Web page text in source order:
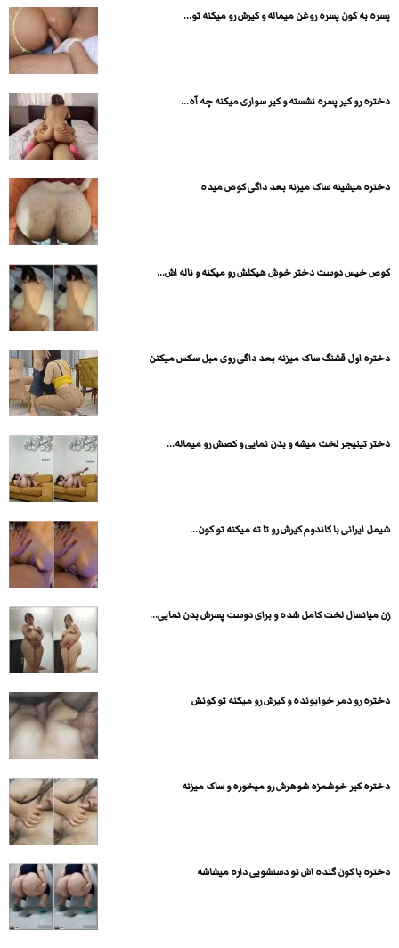
پسره به کون پسره روغن میماله و کیرش رو میکنه تو...
دختره رو کیر پسره نشسته و کیر سواری میکنه چه آه...
دختره میشینه ساک میزنه بعد داگی کوص میده
کوص خیس دوست دختر خوش هیکلش رو میکنه و ناله اش...
دختره اول قشنگ ساک میزنه بعد داگی روی مبل سکس میکنن
دختر تینیجر لخت میشه و بدن نمایی و کصش رو میماله...
شیمل ایرانی با کاندوم کیرش رو تا ته میکنه تو کون...
زن میانسال لخت کامل شده و برای دوست پسرش بدن نمایی...
دختره رو دمر خوابونده و کیرش رو میکنه تو کونش
دختره کیر خوشمزه شوهرش رو میخوره و ساک میزنه
دختره با کون گنده اش تو دستشویی داره میشاشه